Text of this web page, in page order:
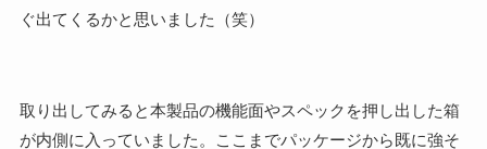
ぐ出てくるかと思いました（笑）
取り出してみると本製品の機能面やスペックを押し出した箱
が内側に入っていました。ここまでパッケージから既に強そ